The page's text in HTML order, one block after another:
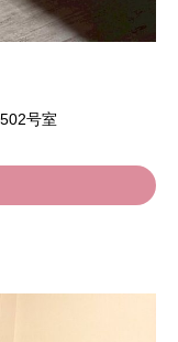
号室